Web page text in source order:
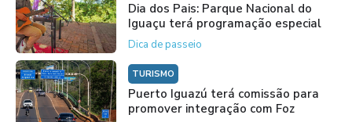
Dia dos Pais: Parque Nacional do
Iguaçu terá programação especial
Dica de passeio
TURISMO
Puerto Iguazú terá comissão para
promover integração com Foz